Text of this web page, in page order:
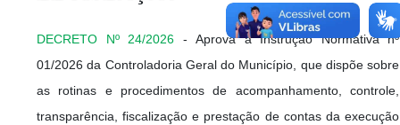
DECRETO Nº 24/2026 - Aprova a Instrução Normativa nº
01/2026 da Controladoria Geral do Município, que dispõe sobre
as rotinas e procedimentos de acompanhamento, controle,
transparência, fiscalização e prestação de contas da execução